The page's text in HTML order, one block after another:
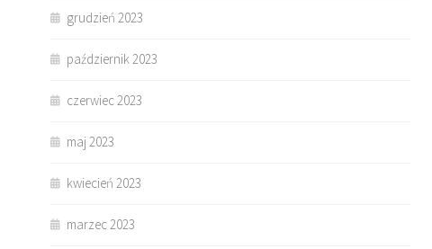
grudzień 2023
październik 2023
czerwiec 2023
maj 2023
kwiecień 2023
marzec 2023